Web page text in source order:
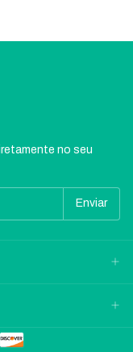
no seu